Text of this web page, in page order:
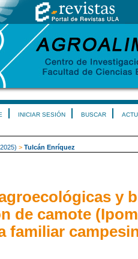
INICIAR SESIÓN BUSCAR
> Tulcán Enríquez
y
de camote
familiar